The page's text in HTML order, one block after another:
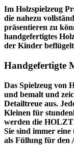
Im Holzspielzeug
die nahezu
präsentieren zu
handgefertigtes
der Kinder
Handgefertigte
Das Spielzeug
und bemalt und
Detailtreue aus.
Kleinen für
werden die
Sie sind immer
als Füllung für den